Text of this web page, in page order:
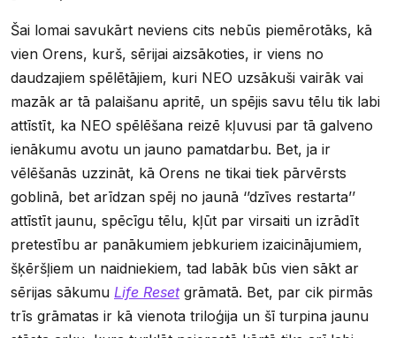
Šai lomai savukārt neviens cits nebūs piemērotāks, kā
vien Orens, kurš, sērijai aizsākoties, ir viens no
daudzajiem spēlētājiem, kuri NEO uzsākuši vairāk vai
mazāk ar tā palaišanu apritē, un spējis savu tēlu tik labi
attīstīt, ka NEO spēlēšana reizē kļuvusi par tā galveno
ienākumu avotu un jauno pamatdarbu. Bet, ja ir
vēlēšanās uzzināt, kā Orens ne tikai tiek pārvērsts
goblinā, bet arīdzan spēj no jaunā ‘’dzīves restarta’’
attīstīt jaunu, spēcīgu tēlu, kļūt par virsaiti un izrādīt
pretestību ar panākumiem jebkuriem izaicinājumiem,
šķēršļiem un naidniekiem, tad labāk būs vien sākt ar
sērijas sākumu Life Reset grāmatā. Bet, par cik pirmās
trīs grāmatas ir kā vienota triloģija un šī turpina jaunu